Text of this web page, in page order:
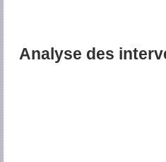
Analyse des